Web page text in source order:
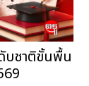
บชาติขั้นพื้น